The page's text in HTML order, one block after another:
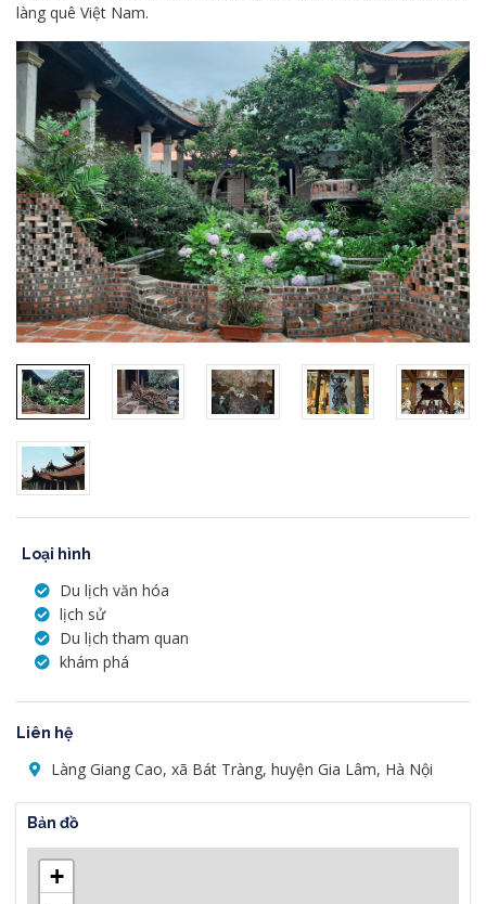
làng quê Việt Nam.
Loại hình
Du lịch văn hóa
lịch sử
Du lịch tham quan
khám phá
Liên hệ
Làng Giang Cao, xã Bát Tràng, huyện Gia Lâm, Hà Nội
Bản đồ
+